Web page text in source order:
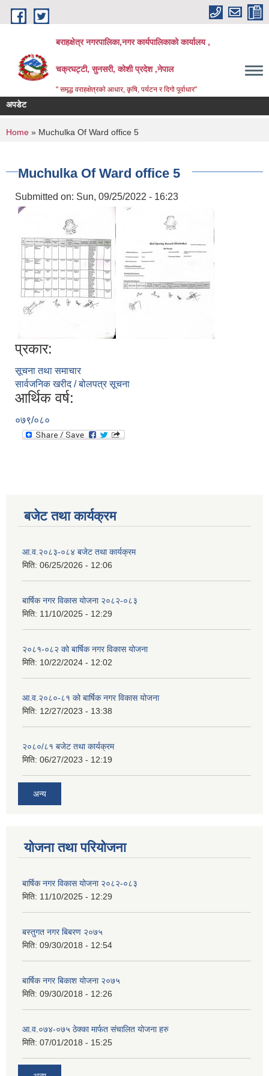
Skip to main content
बराहक्षेत्र नगरपालिका,नगर कार्यपालिकाको कार्यालय ,
चक्रघट्टी, सुनसरी, कोशी प्रदेश ,नेपाल
" समृद्ध वराहक्षेत्रकाे आधार, कृषि, पर्यटन र दिगो पूर्वाधार"
अपडेट
You are here
Home » Muchulka Of Ward office 5
Muchulka Of Ward office 5
Submitted on: Sun, 09/25/2022 - 16:23
प्रकार:
सूचना तथा समाचार
सार्वजनिक खरीद / बोलपत्र सूचना
आर्थिक वर्ष:
०७९/०८०
बजेट तथा कार्यक्रम
आ.व.२०८३-०८४ बजेट तथा कार्यक्रम
मिति: 06/25/2026 - 12:06
बार्षिक नगर विकास योजना २०८२-०८३
मिति: 11/10/2025 - 12:29
२०८१-०८२ को बार्षिक नगर विकास योजना
मिति: 10/22/2024 - 12:02
आ.व.२०८०-८१ को बार्षिक नगर विकास योजना
मिति: 12/27/2023 - 13:38
२०८०/८१ बजेट तथा कार्यक्रम
मिति: 06/27/2023 - 12:19
अन्य
योजना तथा परियोजना
बार्षिक नगर विकास योजना २०८२-०८३
मिति: 11/10/2025 - 12:29
बस्तुगत नगर बिबरण २०७५
मिति: 09/30/2018 - 12:54
बार्षिक नगर बिकाश योजना २०७५
मिति: 09/30/2018 - 12:26
आ.व.०७४-०७५ ठेक्का मार्फत संचालित योजना हरु
मिति: 07/01/2018 - 15:25